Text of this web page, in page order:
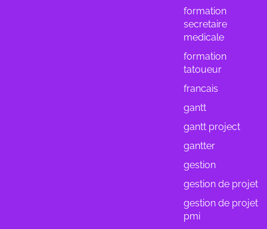
formation
secretaire
medicale
formation
tatoueur
francais
gantt
gantt project
gantter
gestion
gestion de projet
gestion de projet
pmi